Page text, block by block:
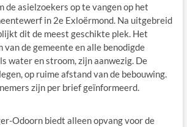
de asielzoekers op te vangen op het
in 2e Exloërmond. Na uitgebreid
dit de meest geschikte plek. Het
de gemeente en alle benodigde
water en stroom, zijn aanwezig. De
op ruime afstand van de bebouwing.
zijn per brief geïnformeerd.
Odoorn biedt alleen opvang voor de